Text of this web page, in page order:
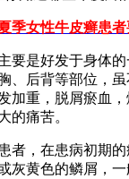
季女性牛皮癣患
要是好发于身体
、后背等部位，
加重，脱屑瘀血
的痛苦。
者，在患病初期
灰黄色的鳞屑，